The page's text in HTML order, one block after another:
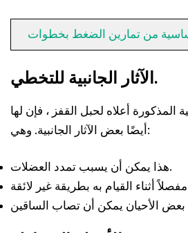
الآثار الجانبية للتخطي.
المذكورة أعلاه لحبل القفز ، فإن لها
أيضًا بعض الآثار الجانبية. وهي:
هذا يمكن أن يسبب تمدد العضلات.